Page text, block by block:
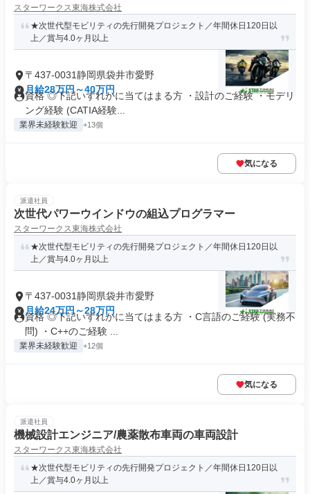
スターワークス東海株式会社
★次世代型モビリティの先行開発プロジェクト／年間休日120日以
上／賞与4.0ヶ月以上
〒437-0031静岡県袋井市愛野
月給28万円～40万円
資格 ◎下記いずれかに当てはまる方 ・設計のご経験 ・モデリ
ング経験 (CATIA経験...
業界未経験歓迎 +13個
気になる
派遣社員
次世代パワーウインドウの組込プログラマー
スターワークス東海株式会社
★次世代型モビリティの先行開発プロジェクト／年間休日120日以
上／賞与4.0ヶ月以上
〒437-0031静岡県袋井市愛野
月給24万円～28万円
資格 ◎下記いずれかに当てはまる方 ・C言語のご経験 (実務不
問) ・C++のご経験 ...
業界未経験歓迎 +12個
気になる
派遣社員
機械設計エンジニア/農薬散布車両の車両設計
スターワークス東海株式会社
★次世代型モビリティの先行開発プロジェクト／年間休日120日以
上／賞与4.0ヶ月以上